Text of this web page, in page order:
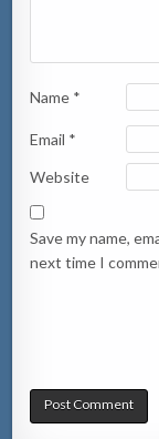
Name *
Email *
Website
Save my name,
next time I